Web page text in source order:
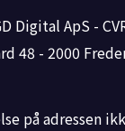
Digital ApS -
48 - 2000
på adressen